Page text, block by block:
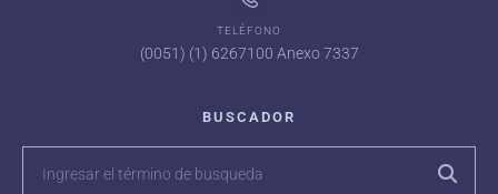
TELÉFONO
(0051) (1) 6267100 Anexo 7337
BUSCADOR